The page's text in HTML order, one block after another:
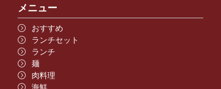
メニュー
おすすめ
ランチセット
ランチ
麺
肉料理